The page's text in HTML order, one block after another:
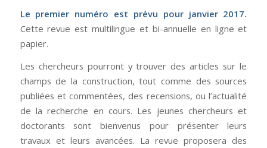
Le premier numéro est prévu pour janvier 2017.
Cette revue est multilingue et bi-annuelle en ligne et
papier.
Les chercheurs pourront y trouver des articles sur le
champs de la construction, tout comme des sources
publiées et commentées, des recensions, ou l’actualité
de la recherche en cours. Les jeunes chercheurs et
doctorants sont bienvenus pour présenter leurs
travaux et leurs avancées. La revue proposera des